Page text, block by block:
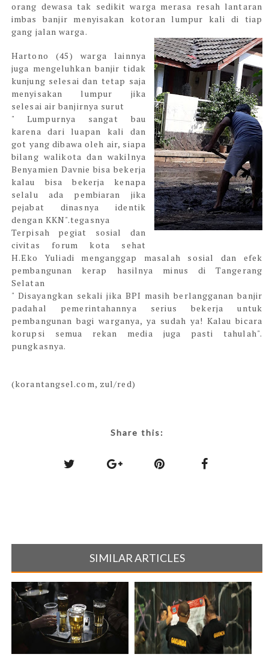
orang dewasa tak sedikit warga merasa resah lantaran
imbas banjir menyisakan kotoran lumpur kali di tiap
gang jalan warga.
Hartono (45) warga lainnya
juga mengeluhkan banjir tidak
kunjung selesai dan tetap saja
menyisakan lumpur jika
selesai air banjirnya surut
" Lumpurnya sangat bau
karena dari luapan kali dan
got yang dibawa oleh air, siapa
bilang walikota dan wakilnya
Benyamien Davnie bisa bekerja
kalau bisa bekerja kenapa
selalu ada pembiaran jika
pejabat dinasnya identik
dengan KKN".tegasnya
Terpisah pegiat sosial dan
civitas forum kota sehat
H.Eko Yuliadi menganggap masalah sosial dan efek
pembangunan kerap hasilnya minus di Tangerang
Selatan
" Disayangkan sekali jika BPI masih berlangganan banjir
padahal pemerintahannya serius bekerja untuk
pembangunan bagi warganya, ya sudah ya! Kalau bicara
korupsi semua rekan media juga pasti tahulah".
pungkasnya.
(korantangsel.com, zul/red)
Share this:
SIMILAR ARTICLES